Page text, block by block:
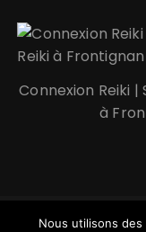
Connexion Reiki |
à
Connexion Reiki
Nous utilisons